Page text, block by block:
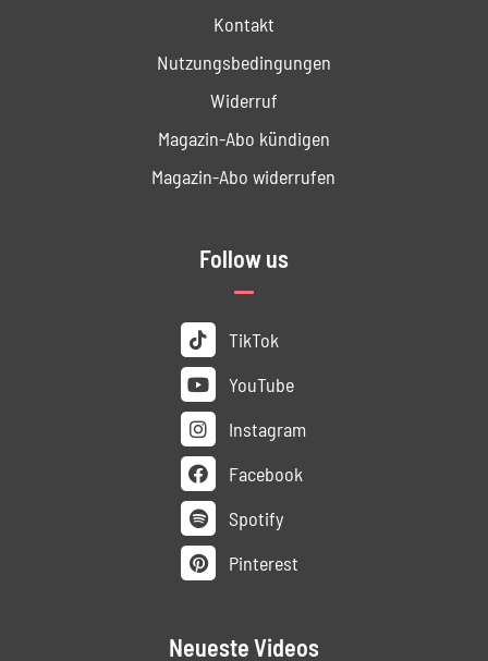
Kontakt
Nutzungs­bedingungen
Widerruf
Magazin-Abo kündigen
Magazin-Abo widerrufen
Follow us
TikTok
YouTube
Instagram
Facebook
Spotify
Pinterest
Neueste Videos